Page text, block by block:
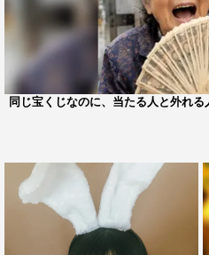
◆「グラビアザテレビジョン
ざいます！
ありがとうございます！ ＃
県出身みおちこと水湊みおで
ら初めて掲載して頂いた雑誌
表紙をやってみたいなあと思
自分が想像しているよりもず
きて、すごくうれしいです…
たくさんの方に見て頂ける一
同じ宝くじなのに、当たる人と外れ